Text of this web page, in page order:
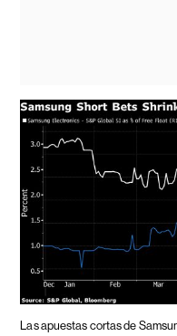
Las apuestas cortas de